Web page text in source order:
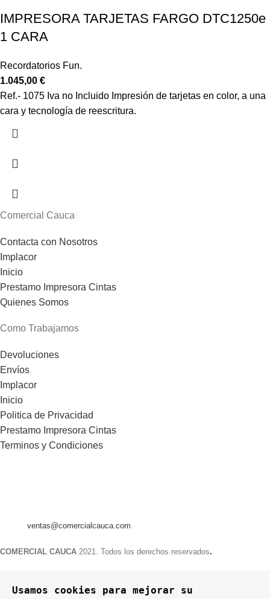
IMPRESORA TARJETAS FARGO DTC1250e
1 CARA
Recordatorios Fun.
1.045,00 €
Ref.- 1075 Iva no Incluido Impresión de tarjetas en color, a una
cara y tecnología de reescritura.
Comercial Cauca
Contacta con Nosotros
Implacor
Inicio
Prestamo Impresora Cintas
Quienes Somos
Como Trabajamos
Devoluciones
Envíos
Implacor
Inicio
Politica de Privacidad
Prestamo Impresora Cintas
Terminos y Condiciones
ventas@comercialcauca.com
COMERCIAL CAUCA 2021. Todos los derechos reservados.
Usamos cookies para mejorar su